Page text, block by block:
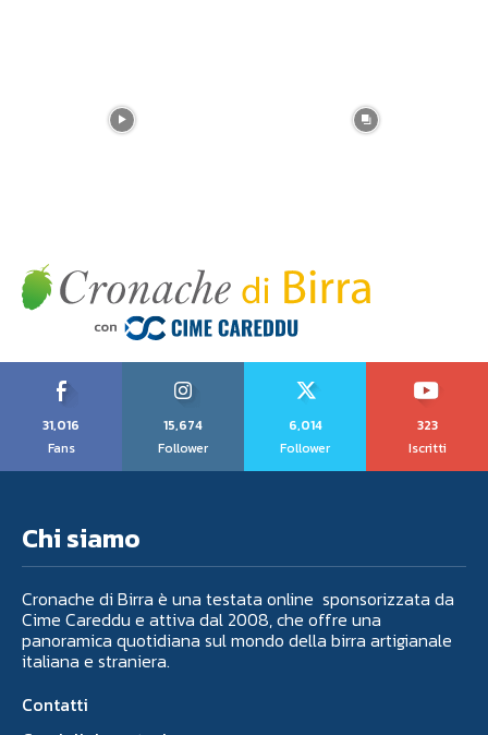
31,016
Fans
15,674
Follower
6,014
Follower
323
Iscritti
Chi siamo
Cronache di Birra è una testata online sponsorizzata da
Cime Careddu e attiva dal 2008, che offre una
panoramica quotidiana sul mondo della birra artigianale
italiana e straniera.
Contatti